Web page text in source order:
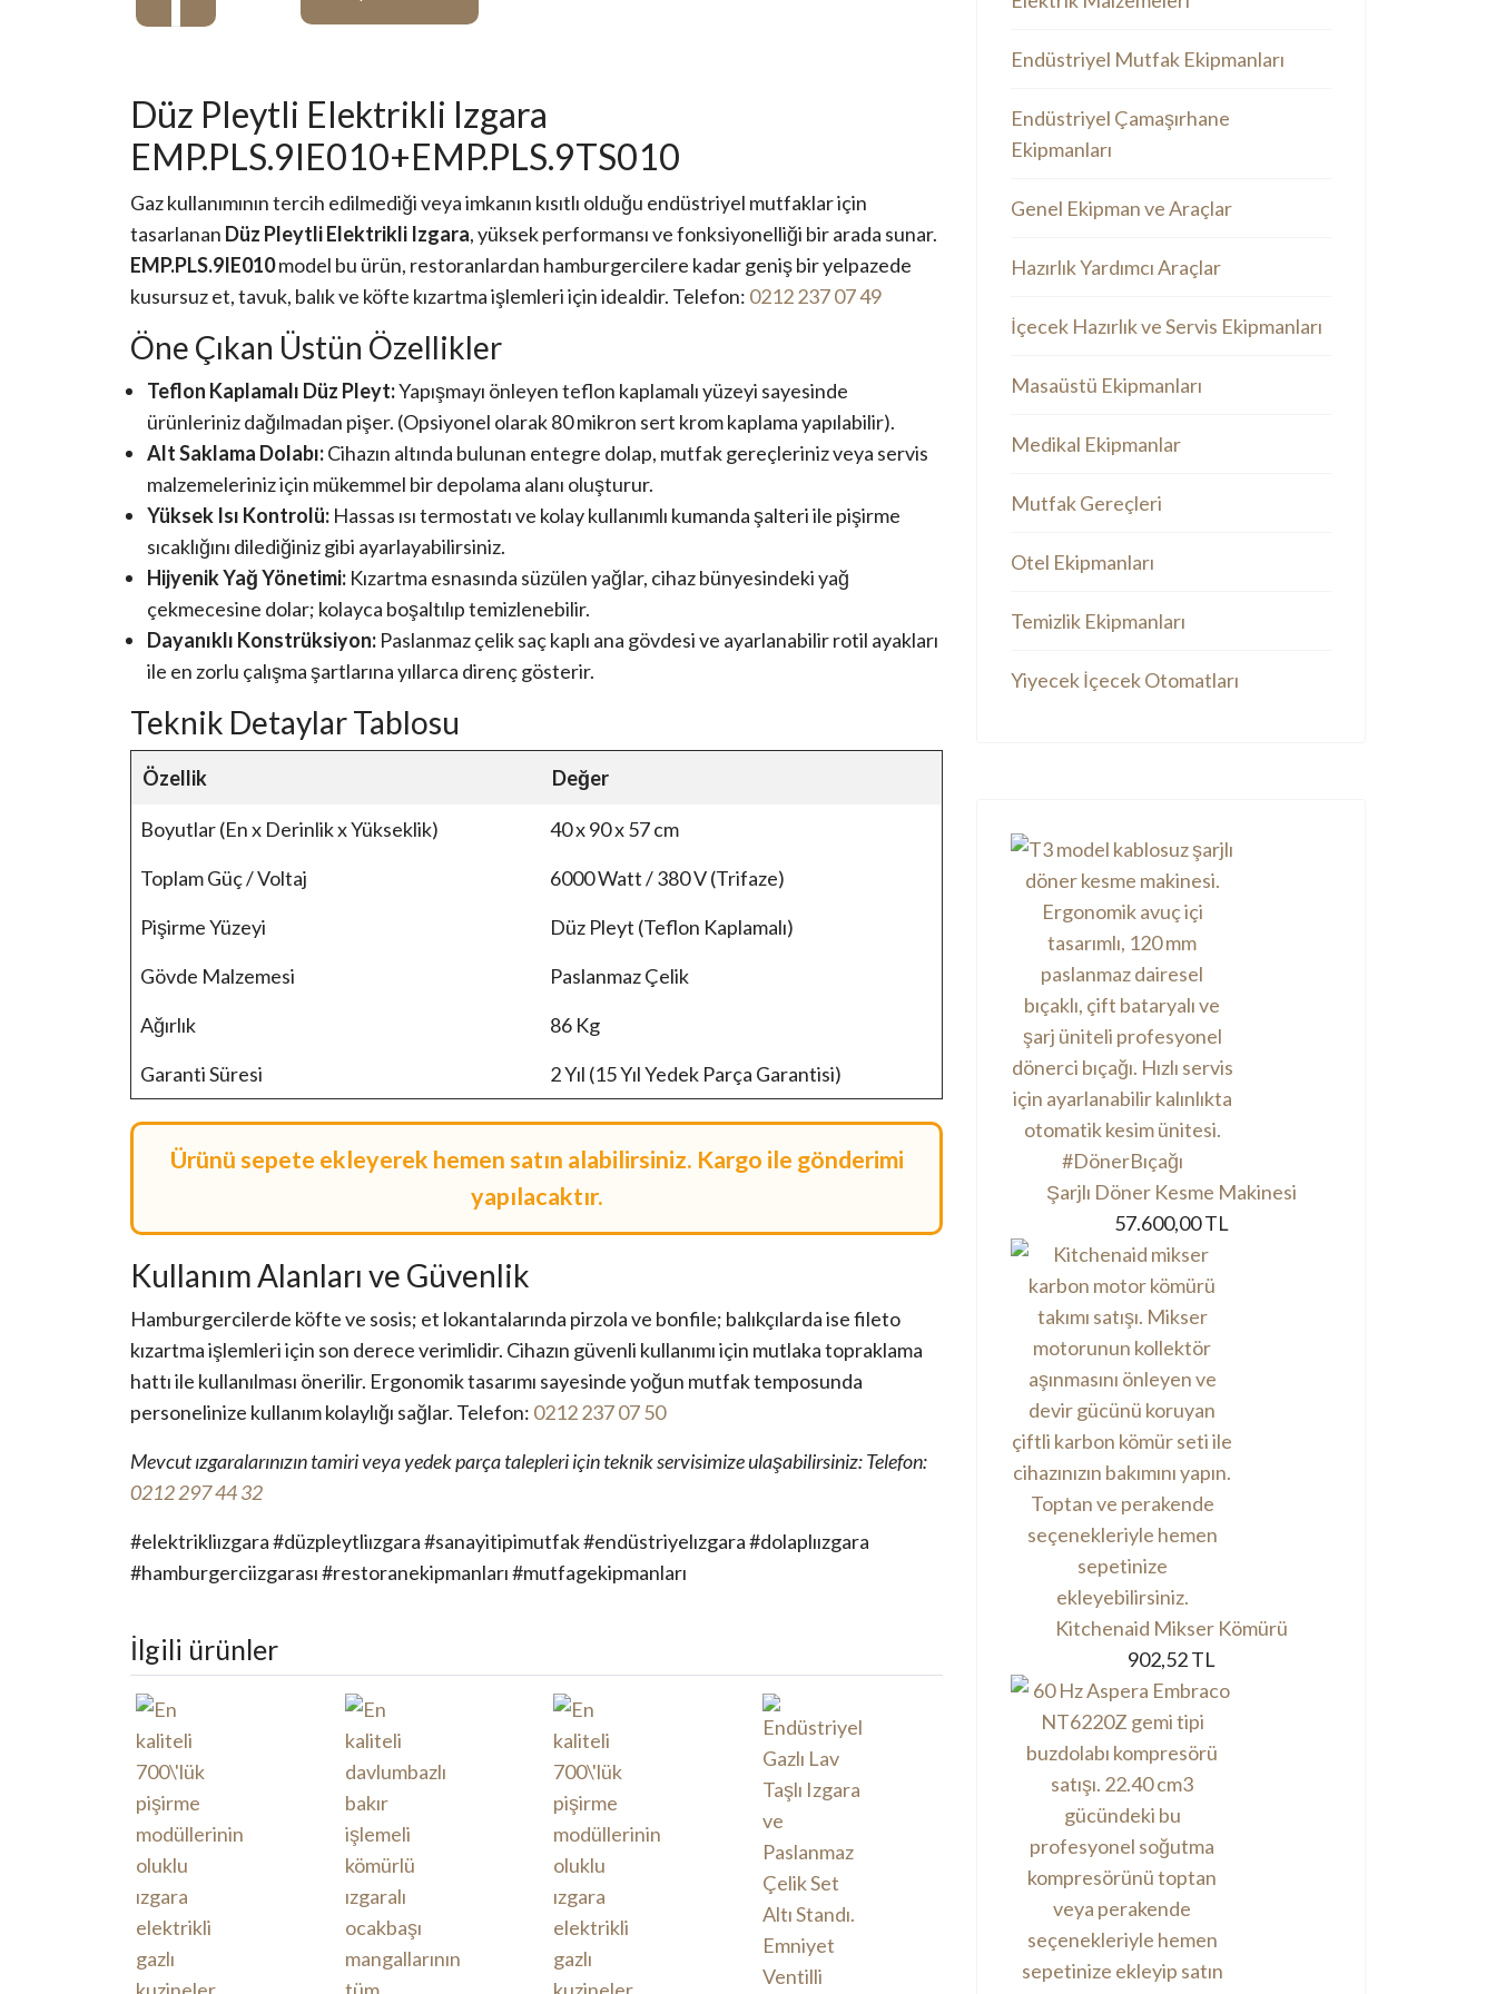
Düz Pleytli Elektrikli Izgara
EMP.PLS.9IE010+EMP.PLS.9TS010
Gaz kullanımının tercih edilmediği veya imkanın kısıtlı olduğu endüstriyel mutfaklar için
tasarlanan Düz Pleytli Elektrikli Izgara, yüksek performansı ve fonksiyonelliği bir arada sunar.
EMP.PLS.9IE010model bu ürün, restoranlardan hamburgercilere kadar geniş bir yelpazede
kusursuz et, tavuk, balık ve köfte kızartma işlemleri için idealdir. Telefon: 0212 237 07 49
Öne Çıkan Üstün Özellikler
Teflon Kaplamalı Düz Pleyt:Yapışmayı önleyen teflon kaplamalı yüzeyi sayesinde
ürünleriniz dağılmadan pişer. (Opsiyonel olarak 80 mikron sert krom kaplama yapılabilir).
Alt Saklama Dolabı:Cihazın altında bulunan entegre dolap, mutfak gereçleriniz veya servis
malzemeleriniz için mükemmel bir depolama alanı oluşturur.
Yüksek Isı Kontrolü: Hassas ısı termostatı ve kolay kullanımlı kumanda şalteri ile pişirme
sıcaklığını dilediğiniz gibi ayarlayabilirsiniz.
Hijyenik Yağ Yönetimi: Kızartma esnasında süzülen yağlar, cihaz bünyesindeki yağ
çekmecesine dolar; kolayca boşaltılıp temizlenebilir.
Dayanıklı Konstrüksiyon: Paslanmaz çelik saç kaplı ana gövdesi ve ayarlanabilir rotil ayakları
ile en zorlu çalışma şartlarına yıllarca direnç gösterir.
Teknik Detaylar Tablosu
Özellik Değer
Boyutlar (En x Derinlik x Yükseklik)
40 x 90 x 57 cm
Toplam Güç / Voltaj
6000 Watt / 380 V (Trifaze)
Pişirme Yüzeyi
Düz Pleyt (Teflon Kaplamalı)
Gövde Malzemesi
Paslanmaz Çelik
Ağırlık
86 Kg
Garanti Süresi
2 Yıl (15 Yıl Yedek Parça Garantisi)
Ürünü sepete ekleyerek hemen satın alabilirsiniz. Kargo ile gönderimi
yapılacaktır.
Kullanım Alanları ve Güvenlik
Hamburgercilerde köfte ve sosis; et lokantalarında pirzola ve bonfile; balıkçılarda ise fileto
kızartma işlemleri için son derece verimlidir. Cihazın güvenli kullanımı için mutlaka topraklama
hattı ile kullanılması önerilir. Ergonomik tasarımı sayesinde yoğun mutfak temposunda
personelinize kullanım kolaylığı sağlar. Telefon: 0212 237 07 50
Mevcut ızgaralarınızın tamiri veya yedek parça talepleri için teknik servisimize ulaşabilirsiniz: Telefon:
0212 297 44 32
#elektrikliızgara #düzpleytliızgara #sanayitipimutfak #endüstriyelızgara #dolaplıızgara
#hamburgerciizgarası #restoranekipmanları #mutfagekipmanları
İlgili ürünler
Endüstriyel Mutfak Ekipmanları
Endüstriyel Çamaşırhane
Ekipmanları
Genel Ekipman ve Araçlar
Hazırlık Yardımcı Araçlar
İçecek Hazırlık ve Servis Ekipmanları
Masaüstü Ekipmanları
Medikal Ekipmanlar
Mutfak Gereçleri
Otel Ekipmanları
Temizlik Ekipmanları
Yiyecek İçecek Otomatları
Şarjlı Döner Kesme Makinesi
57.600,00 TL
Kitchenaid Mikser Kömürü
902,52 TL